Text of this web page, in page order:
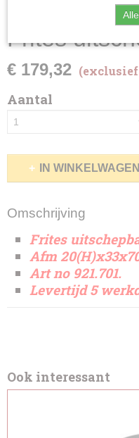
Frites
€ 179,32 (exclusief
Aantal
IN WINKELWAGEN
Omschrijving
Frites
Afm
Art no 921.701.
Levertijd 5
Ook interessant